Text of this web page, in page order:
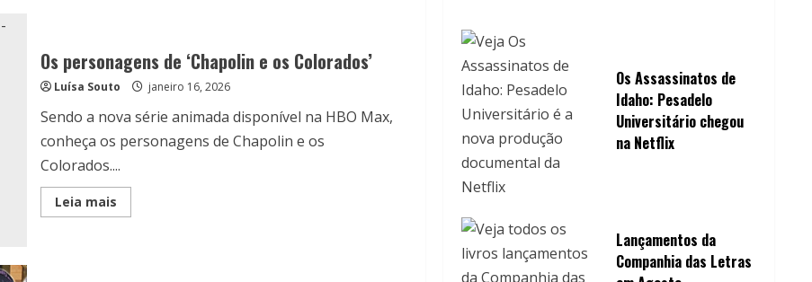
Galaxy:
O
Filme
Os personagens de ‘Chapolin e os Colorados’
Luísa Souto janeiro 16, 2026
Sendo a nova série animada disponível na HBO Max,
conheça os personagens de Chapolin e os
Colorados....
Leia maisRead
more
Os Assassinatos de
Idaho: Pesadelo
Universitário chegou
na Netflix
Lançamentos da
Companhia das Letras